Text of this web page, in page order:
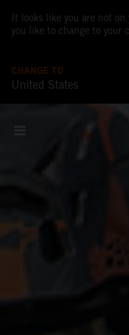
It looks like you are not
you like to change to your
CHANGE TO
United States